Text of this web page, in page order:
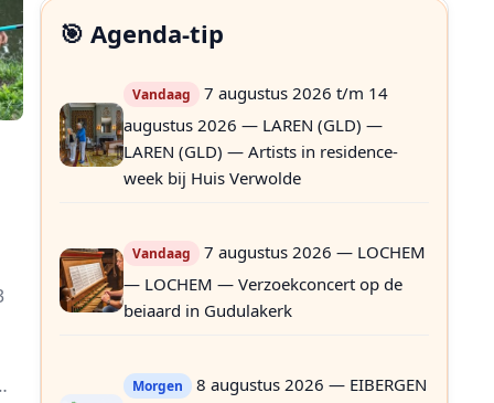
🎯 Agenda-tip
Vandaag
7 augustus 2026 t/m 14
augustus 2026 — LAREN (GLD) —
LAREN (GLD) — Artists in residence-
week bij Huis Verwolde
Vandaag
7 augustus 2026 — LOCHEM
— LOCHEM — Verzoekconcert op de
beiaard in Gudulakerk
Morgen
8 augustus 2026 — EIBERGEN